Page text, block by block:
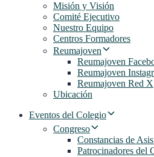
Misión y Visión
Comité Ejecutivo
Nuestro Equipo
Centros Formadores
Reumajoven
Reumajoven
Reumajoven
Reumajoven Red X
Ubicación
Eventos del Colegio
Congreso
Constancias de
Patrocinadores del